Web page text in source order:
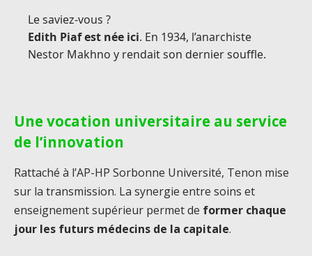
Le saviez-vous ?
Edith Piaf est née ici. En 1934, l’anarchiste
Nestor Makhno y rendait son dernier souffle.
Une vocation universitaire au service
de l’innovation
Rattaché à l’AP-HP Sorbonne Université, Tenon mise
sur la transmission. La synergie entre soins et
enseignement supérieur permet de former chaque
jour les futurs médecins de la capitale.